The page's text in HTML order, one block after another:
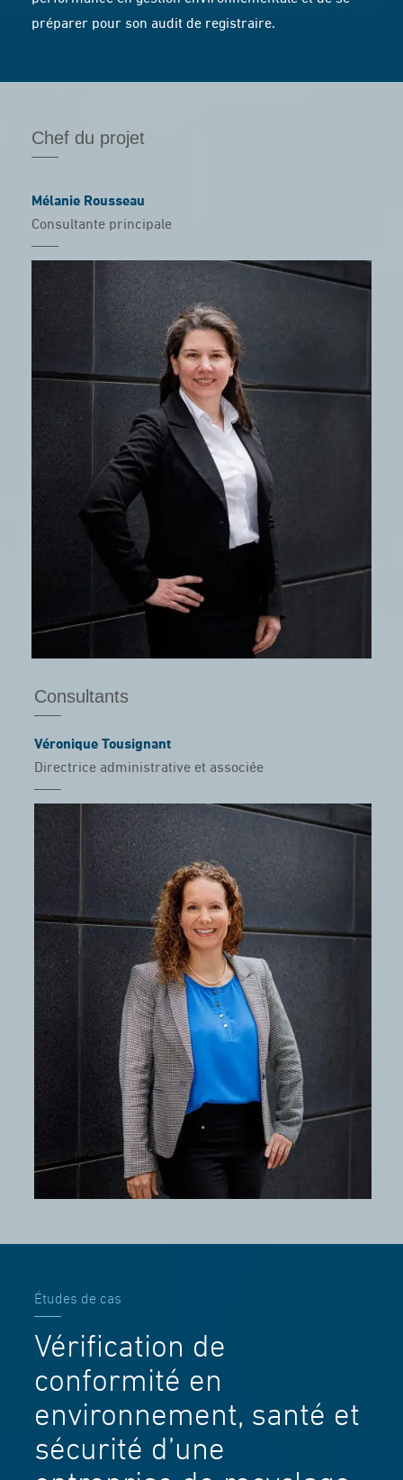
préparer pour son audit de registraire.
Chef du projet
Mélanie Rousseau
Consultante principale
Consultants
Véronique Tousignant
Directrice administrative et associée
Études de cas
Vérification de
conformité en
environnement, santé et
sécurité d’une